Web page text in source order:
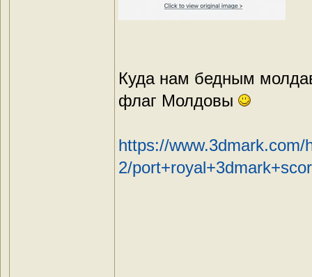
Куда нам бедным
флаг Молдовы
https://www.3dmark.com/
2/